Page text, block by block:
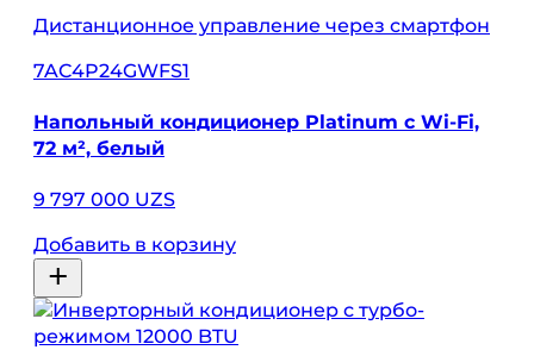
Дистанционное управление через смартфон
7AC4P24GWFS1
Напольный кондиционер Platinum с Wi-Fi,
72 м², белый
9 797 000 UZS
Добавить в корзину